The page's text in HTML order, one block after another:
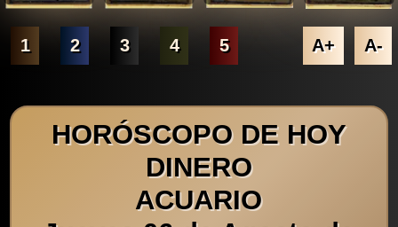
1 2 3 4 5 A+ A-
HORÓSCOPO DE HOY
DINERO
ACUARIO